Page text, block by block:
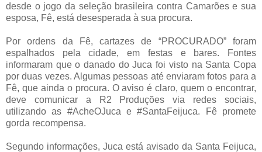
desde o jogo da seleção brasileira contra Camarões e sua
esposa, Fê, está desesperada à sua procura.
Por ordens da Fê, cartazes de “PROCURADO” foram
espalhados pela cidade, em festas e bares. Fontes
informaram que o danado do Juca foi visto na Santa Copa
por duas vezes. Algumas pessoas até enviaram fotos para a
Fê, que ainda o procura. O aviso é claro, quem o encontrar,
deve comunicar a R2 Produções via redes sociais,
utilizando as #AcheOJuca e #SantaFeijuca. Fê promete
gorda recompensa.
Segundo informações, Juca está avisado da Santa Feijuca,